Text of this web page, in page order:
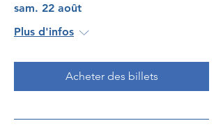
sam. 22 août
Plus d'infos
Acheter des billets